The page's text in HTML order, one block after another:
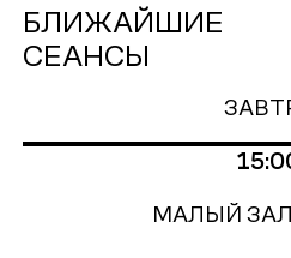
БЛИЖАЙШИЕ
СЕАНСЫ
МАЛЫЙ